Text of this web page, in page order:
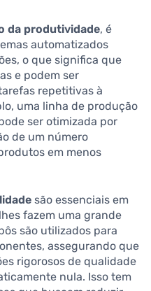
da produtividade, é
automatizados
o que significa que
e podem ser
repetitivas à
uma linha de produção
ser otimizada por
de um número
em menos
são essenciais em
fazem uma grande
são utilizados para
assegurando que
rigorosos de qualidade
nula. Isso tem